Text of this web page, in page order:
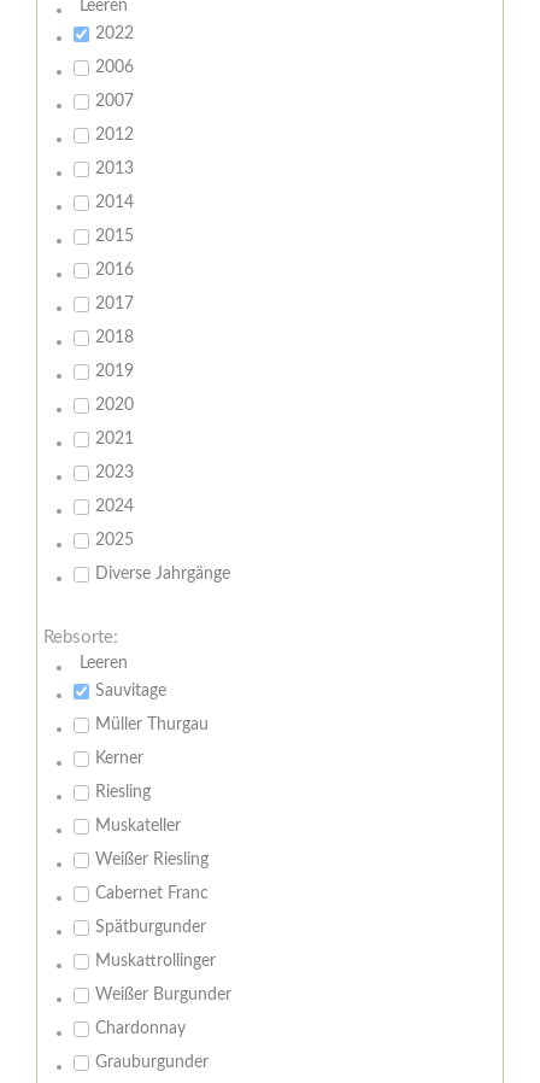
Leeren
2022
2006
2007
2012
2013
2014
2015
2016
2017
2018
2019
2020
2021
2023
2024
2025
Diverse Jahrgänge
Rebsorte:
Leeren
Sauvitage
Müller Thurgau
Kerner
Riesling
Muskateller
Weißer Riesling
Cabernet Franc
Spätburgunder
Muskattrollinger
Weißer Burgunder
Chardonnay
Grauburgunder